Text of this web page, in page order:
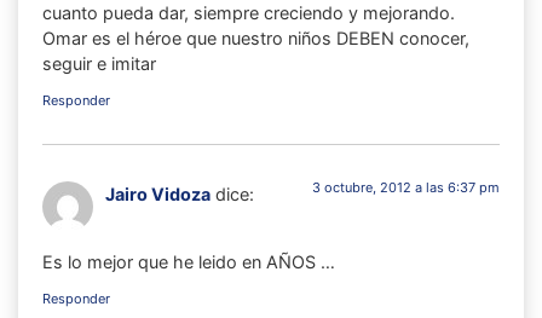
cuanto pueda dar, siempre creciendo y mejorando.
Omar es el héroe que nuestro niños DEBEN conocer,
seguir e imitar
Responder
Jairo Vidoza dice: 3 octubre, 2012 a las 6:37 pm
Es lo mejor que he leido en AÑOS …
Responder